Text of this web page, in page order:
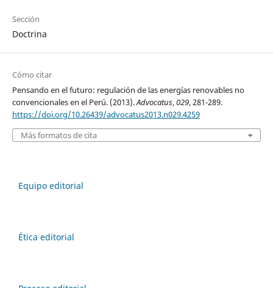
Sección
Doctrina
Cómo citar
Pensando en el futuro: regulación de las energías renovables no
convencionales en el Perú. (2013).Advocatus,029, 281-289.
https://doi.org/10.26439/advocatus2013.n029.4259
Más formatos de cita
Equipo editorial
Ética editorial